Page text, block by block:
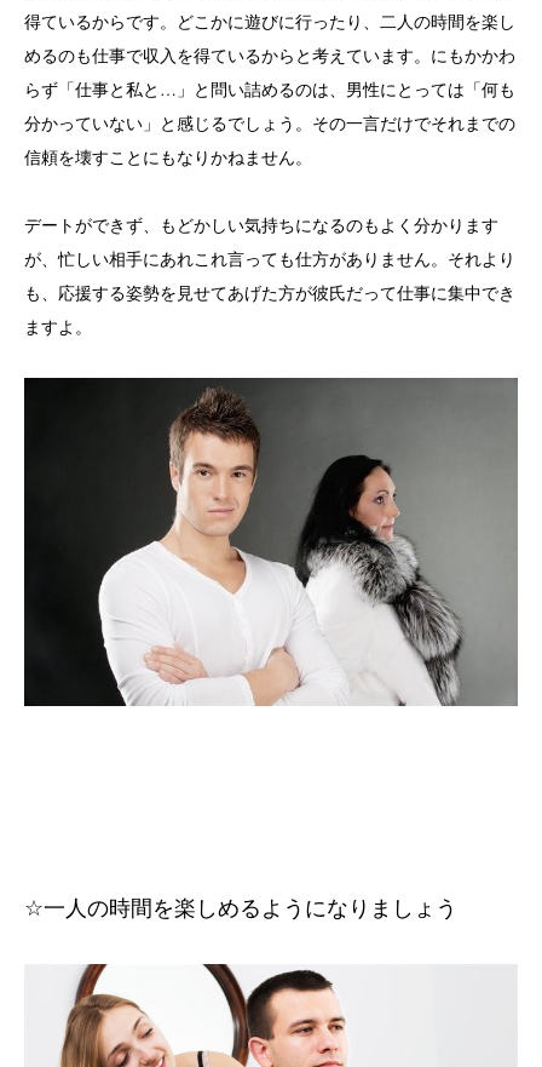
得ているからです。どこかに遊びに行ったり、二人の時間を楽し
めるのも仕事で収入を得ているからと考えています。にもかかわ
らず「仕事と私と … 」と問い詰めるのは、男性にとっては「何も
分かっていない」と感じるでしょう。その一言だけでそれまでの
信頼を壊すことにもなりかねません。
デートができず、もどかしい気持ちになるのもよく分かります
が、忙しい相手にあれこれ言っても仕方がありません。それより
も、応援する姿勢を見せてあげた方が彼氏だって仕事に集中でき
ますよ。
☆一人の時間を楽しめるようになりましょう